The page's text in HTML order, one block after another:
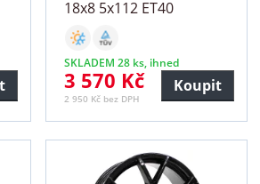
18x8 5x112 ET40
SKLADEM 28 ks, ihned
3 570 Kč
2 950 Kč bez DPH
Koupit